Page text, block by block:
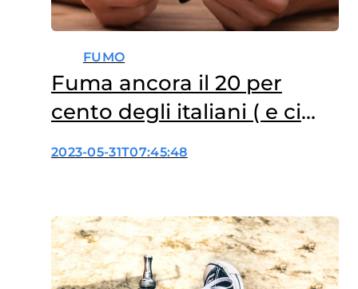
FUMO
Fuma ancora il 20 per
cento degli italiani ( e ci
giochiamo la salute dei
2023-05-31T07:45:48